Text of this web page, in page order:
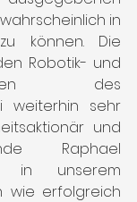
in
können. Die
Robotik- und
des
weiterhin sehr
und
Raphael
in unserem
wie erfolgreich